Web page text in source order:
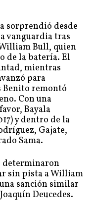
sorprendió desde
vanguardia tras
Bull, quien
de la batería. El
mientras
para
Benito remontó
Con una
Bayala
y dentro de la
Gajate,
Sama.
determinaron
sin pista a William
sanción similar
Deucedes.